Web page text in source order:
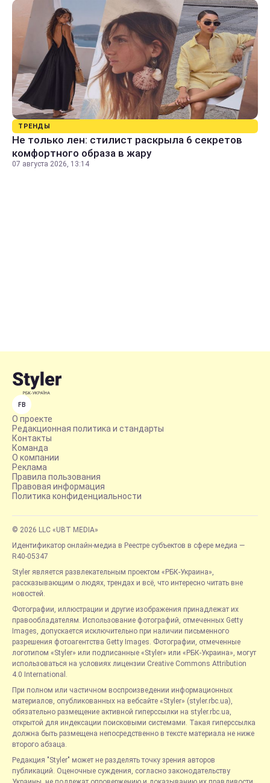
ТРЕНДЫ
Не только лен: стилист раскрыла 6 секретов
комфортного образа в жару
07 августа 2026, 13:14
FB
О проекте
Редакционная политика и стандарты
Контакты
Команда
О компании
Реклама
Правила пользования
Правовая информация
Политика конфиденциальности
© 2026 LLC «UBT MEDIA»
Идентификатор онлайн-медиа в Реестре субъектов в сфере медиа —
R40-05347
Styler является развлекательным проектом «РБК-Украина»,
рассказывающим о людях, трендах и всё, что интересно читать вне
новостей.
Фотографии, иллюстрации и другие изображения принадлежат их
правообладателям. Использование фотографий, отмеченных Getty
Images, допускается исключительно при наличии письменного
разрешения фотоагентства Getty Images. Фотографии, отмеченные
логотипом «Styler» или подписанные «Styler» или «РБК-Украина», могут
использоваться на условиях лицензии Creative Commons Attribution
4.0 International.
При полном или частичном воспроизведении информационных
материалов, опубликованных на вебсайте «Styler» (styler.rbc.ua),
обязательно размещение активной гиперссылки на styler.rbc.ua,
открытой для индексации поисковыми системами. Такая гиперссылка
должна быть размещена непосредственно в тексте материала не ниже
второго абзаца.
Редакция "Styler" может не разделять точку зрения авторов
публикаций. Оценочные суждения, согласно законодательству